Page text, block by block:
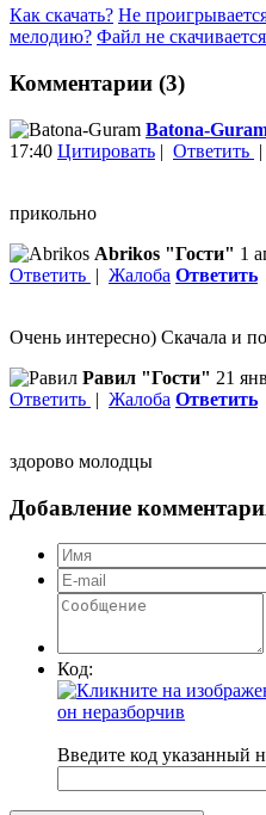
Как скачать? Не
мелодию? Файл не
Комментарии (3)
Batona-
17:40 Цитировать | Ответить |
прикольно
Abrikos "Гости" 1
Ответить | Жалоба Ответить
Очень интересно) Скачала и
Равил "Гости" 21
Ответить | Жалоба Ответить
здорово молодцы
Добавление
Код:
Введите код указанный